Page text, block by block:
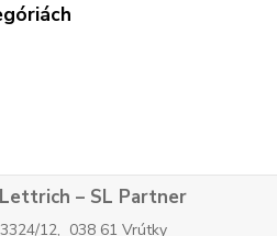
– SL Partner
12, 038 61 Vrútky